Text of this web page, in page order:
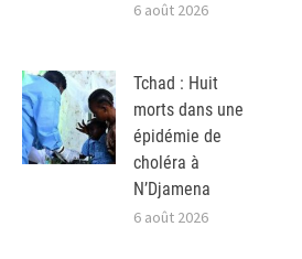
6 août 2026
Tchad : Huit
morts dans une
épidémie de
choléra à
N’Djamena
6 août 2026